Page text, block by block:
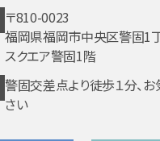
〒810-0023
福岡県福岡市中央区警固1
スクエア警固1階
警固交差点より徒歩１分、
さい